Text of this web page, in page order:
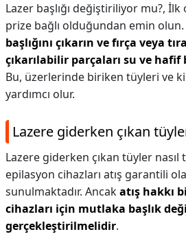
Lazer başlığı değiştiriliyor mu?, İlk
prize bağlı olduğundan emin olun.
başlığını çıkarın ve fırça veya
çıkarılabilir parçaları su ve hafif
Bu, üzerlerinde biriken tüyleri ve
yardımcı olur.
Lazere giderken çıkan
Lazere giderken çıkan tüyler nasıl
epilasyon cihazları atış garantili
sunulmaktadır. Ancakatış hakkı
cihazları için mutlaka başlık
gerçekleştirilmelidir.